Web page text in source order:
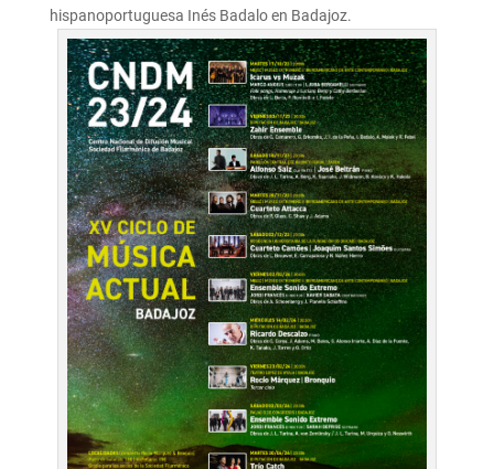
hispanoportuguesa Inés Badalo en Badajoz.